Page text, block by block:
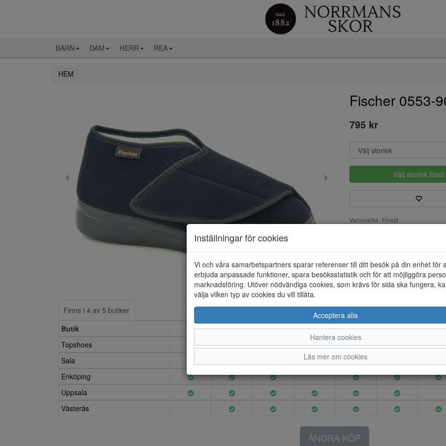
BARN DAM HERR REA
HEM
Fischer 0553-
795 kr
Välj storlek först
Varumärke: Finest
Färg: Svart
Tofflor i textil med ett brett
öppningsbart.Toffeln är extra
Finns i 4 av 5 butiker
Butik
36 37 38 39 40 41
42
Topshoes
Sala
Enköping
Uppsala
Västerås
ÅNGRA KÖP
Inställningar för cookies
Vi och våra samarbetspartners sparar referenser till ditt besök på din enhet för
erbjuda anpassade funktioner, spara besöksstatistik och för att möjliggöra
marknadsföring. Utöver nödvändiga cookies, som krävs för sida ska fungera,
välja vilken typ av cookies du vill tillåta.
Acceptera alla
Hantera cookies
Läs mer om cookies